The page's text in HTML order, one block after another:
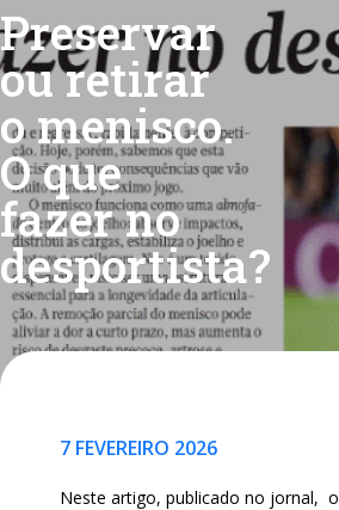
Preservar
ou retirar
o menisco.
O que
fazer no
desportista?
7 FEVEREIRO 2026
Neste artigo, publicado no jornal, o